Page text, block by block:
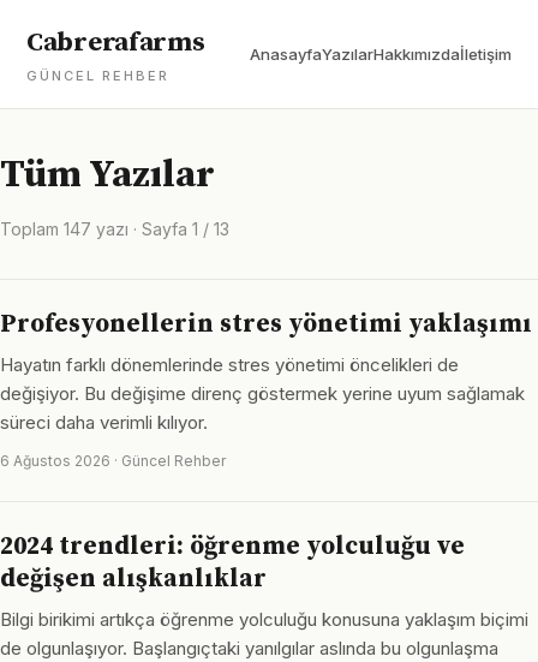
Cabrerafarms
GÜNCEL REHBER
AnasayfaYazılarHakkımızdaİletişim
Tüm Yazılar
Toplam 147 yazı · Sayfa 1 / 13
Profesyonellerin stres yönetimi yaklaşımı
Hayatın farklı dönemlerinde stres yönetimi öncelikleri de
değişiyor. Bu değişime direnç göstermek yerine uyum sağlamak
süreci daha verimli kılıyor.
6 Ağustos 2026 · Güncel Rehber
2024 trendleri: öğrenme yolculuğu ve
değişen alışkanlıklar
Bilgi birikimi artıkça öğrenme yolculuğu konusuna yaklaşım biçimi
de olgunlaşıyor. Başlangıçtaki yanılgılar aslında bu olgunlaşma